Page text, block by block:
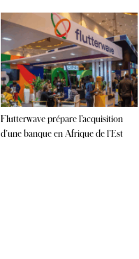
Flutterwave prépare l’acquisition
d’une banque en Afrique de l’Est